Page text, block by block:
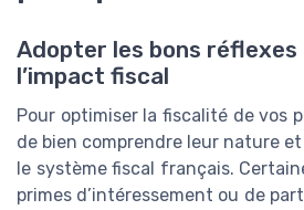
Adopter les bons
l’impact fiscal
Pour optimiser la fiscalité de vos
de bien comprendre leur nature
le système fiscal français.
primes d’intéressement ou de